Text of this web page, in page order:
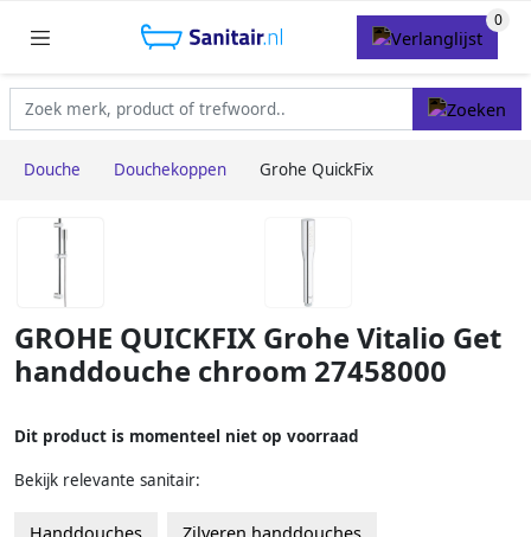
Douche Douchekoppen Grohe QuickFix
GROHE QUICKFIX Grohe Vitalio Get
handdouche chroom 27458000
Dit product is momenteel niet op voorraad
Bekijk relevante sanitair:
Handdouches Zilveren handdouches